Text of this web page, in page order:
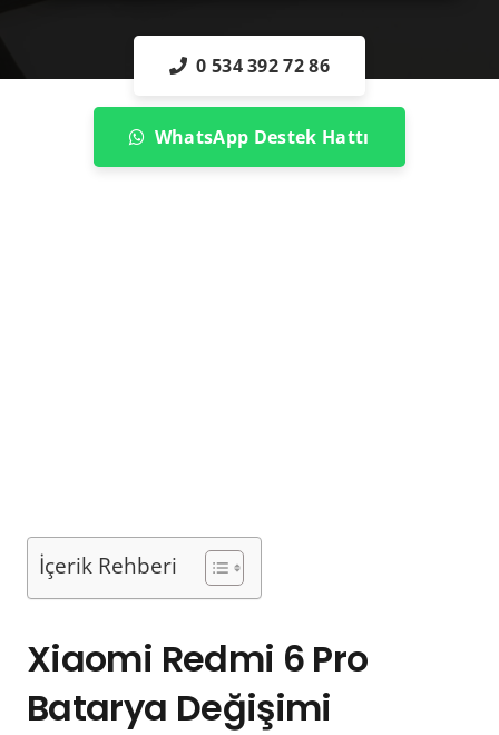
0 534 392 72 86
WhatsApp Destek Hattı
İçerik Rehberi
Xiaomi Redmi 6 Pro
Batarya Değişimi